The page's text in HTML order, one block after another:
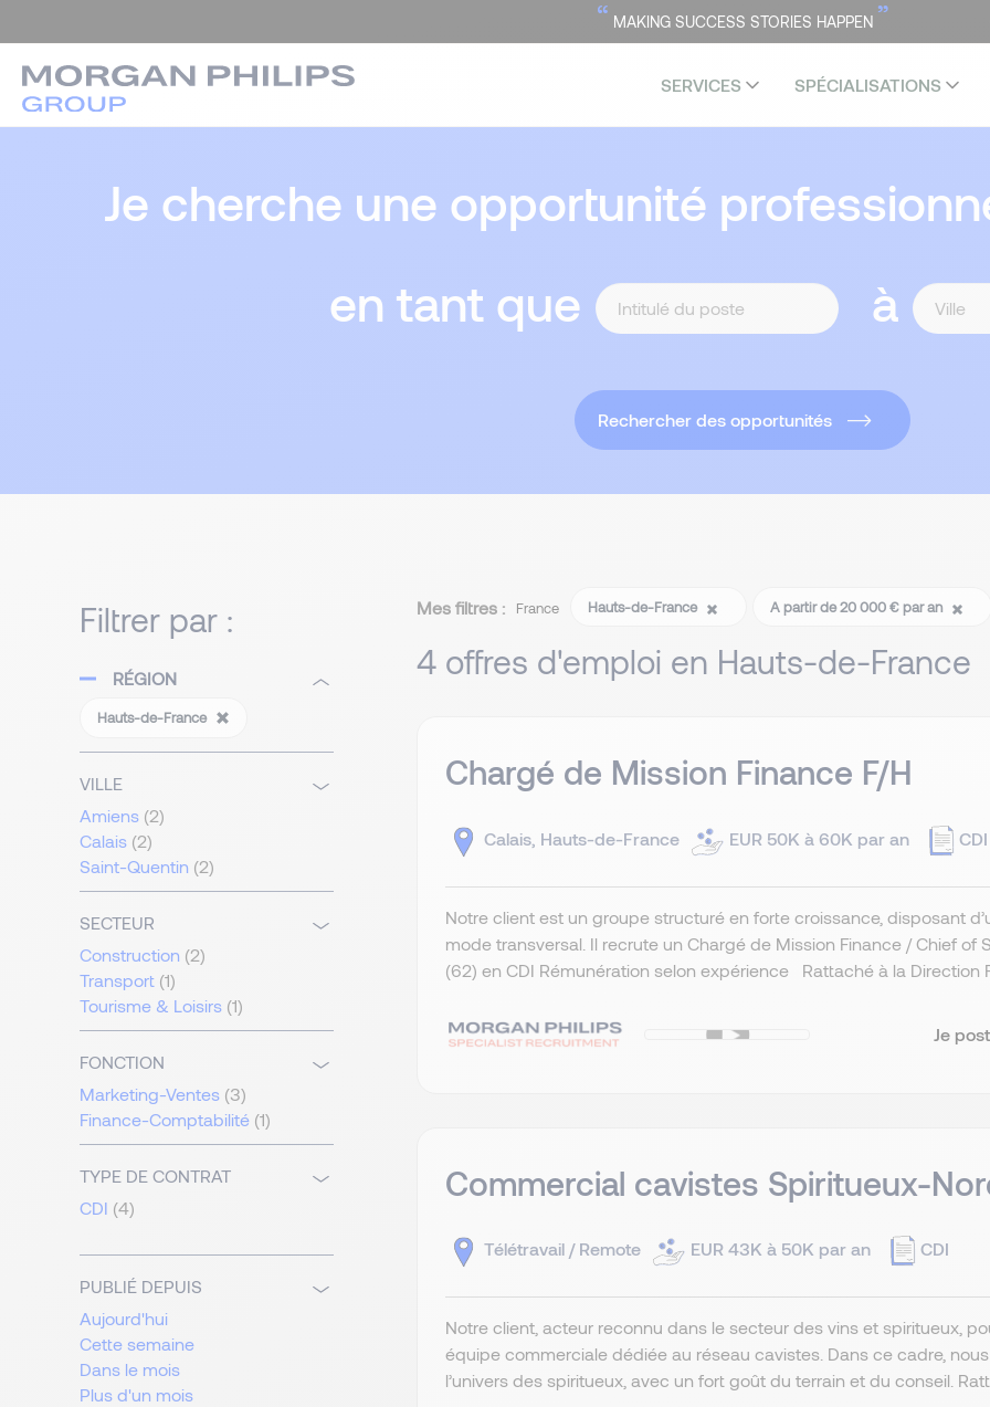
“ MAKING SUCCESS STORIES HAPPEN ”
SERVICES SPÉCIALISATIONS
Je cherche une opportunité
en tant que
à
Rechercher des opportunités
Filtrer par :
RÉGION
Hauts-de-France
VILLE
Amiens (2)
Calais (2)
Saint-Quentin (2)
SECTEUR
Construction (2)
Transport (1)
Tourisme & Loisirs (1)
FONCTION
Marketing-Ventes (3)
Finance-Comptabilité (1)
TYPE DE CONTRAT
CDI (4)
PUBLIÉ DEPUIS
Aujourd'hui
Cette semaine
Dans le mois
Plus d'un mois
Mes filtres : France Hauts-de-France A partir de 20 000 € par an
4 offres d'emploi en Hauts-de-France
Chargé de Mission Finance F/H
Calais, Hauts-de-France EUR 50K à 60K par an CDI
Notre client est un groupe structuré en forte croissance, disposant
mode transversal. Il recrute un Chargé de Mission Finance / Chief
(62) en CDI Rémunération selon expérience Rattaché à la Direction
Je
Commercial cavistes Spiritueux-
Télétravail / Remote EUR 43K à 50K par an CDI
Notre client, acteur reconnu dans le secteur des vins et spiritueux,
équipe commerciale dédiée au réseau cavistes. Dans ce cadre,
l’univers des spiritueux, avec un fort goût du terrain et du conseil.